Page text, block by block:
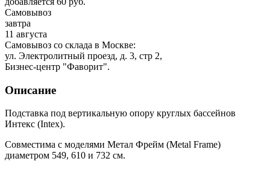
Самовывоз
завтра
11 августа
Самовывоз со склада в Москве:
ул. Электролитный проезд, д. 3, стр 2,
Бизнес-центр "Фаворит".
Описание
Подставка под вертикальную опору круглых бассейнов
Интекс (Intex).
Совместима с моделями Метал Фрейм (Metal Frame)
диаметром 549, 610 и 732 см.